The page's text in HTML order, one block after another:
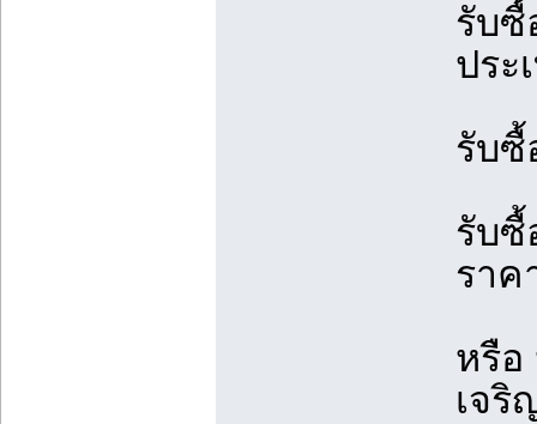
รับซื้
ประ
รับซื้
รับซื้
ราค
หรือ
เจริ